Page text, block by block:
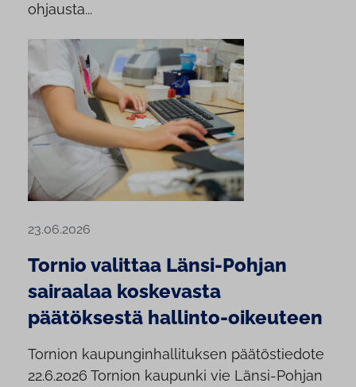
ohjausta...
23.06.2026
Tornio valittaa Länsi-Pohjan
sairaalaa koskevasta
päätöksestä hallinto-oikeuteen
Tornion kaupunginhallituksen päätöstiedote
22.6.2026 Tornion kaupunki vie Länsi-Pohjan